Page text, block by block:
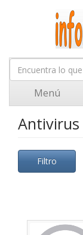
Menú
Antivirus
Filtro